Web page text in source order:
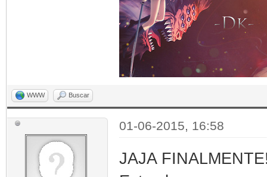
WWW Buscar
01-06-2015, 16:58
JAJA